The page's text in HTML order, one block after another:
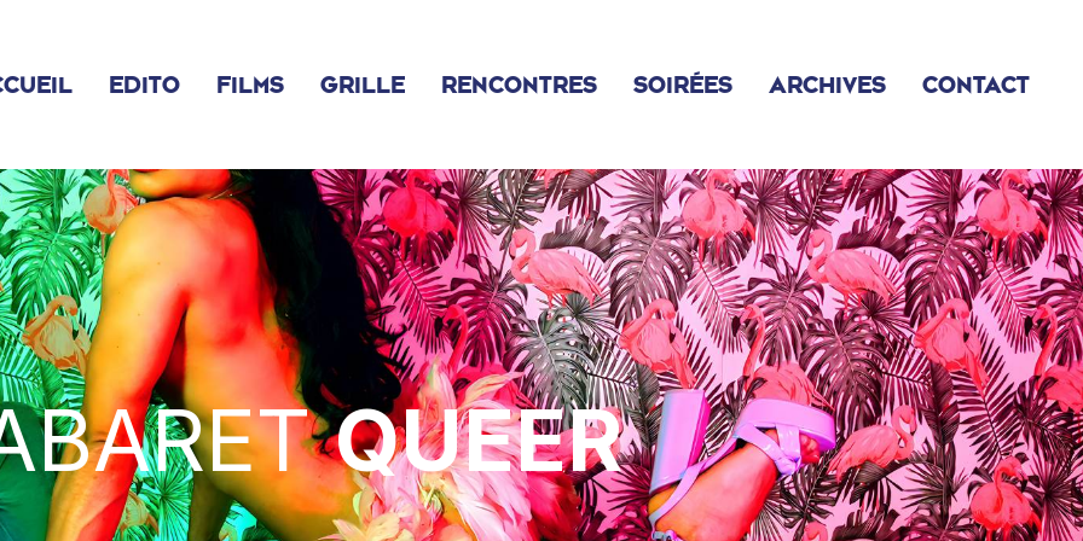
EDITO FILMS GRILLE RENCONTRES SOIRÉES ARCHIVES
2023
2024
2025
CONTACT
QUEER